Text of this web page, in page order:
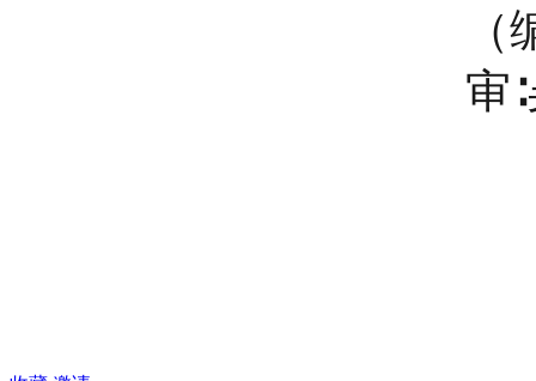
（编辑：
审